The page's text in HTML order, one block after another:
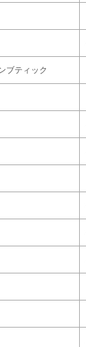
ブティック